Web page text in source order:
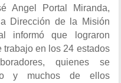
Angel Portal Miranda,
Dirección de la Misión
informó que lograron
trabajo en los 24 estados
quienes se
y muchos de ellos